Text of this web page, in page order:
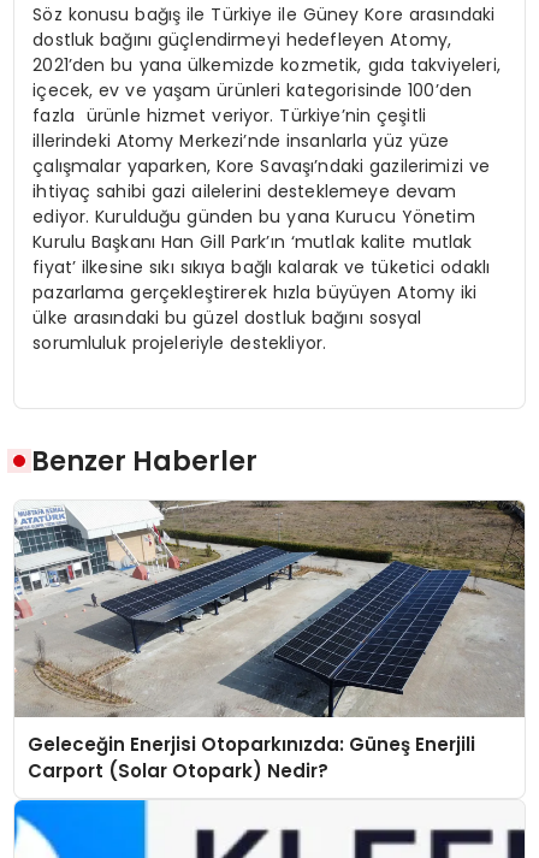
Söz konusu bağış ile Türkiye ile Güney Kore arasındaki
dostluk bağını güçlendirmeyi hedefleyen Atomy,
2021’den bu yana ülkemizde kozmetik, gıda takviyeleri,
içecek, ev ve yaşam ürünleri kategorisinde 100’den
fazla ürünle hizmet veriyor. Türkiye’nin çeşitli
illerindeki Atomy Merkezi’nde insanlarla yüz yüze
çalışmalar yaparken, Kore Savaşı’ndaki gazilerimizi ve
ihtiyaç sahibi gazi ailelerini desteklemeye devam
ediyor. Kurulduğu günden bu yana Kurucu Yönetim
Kurulu Başkanı Han Gill Park’ın ‘mutlak kalite mutlak
fiyat’ ilkesine sıkı sıkıya bağlı kalarak ve tüketici odaklı
pazarlama gerçekleştirerek hızla büyüyen Atomy iki
ülke arasındaki bu güzel dostluk bağını sosyal
sorumluluk projeleriyle destekliyor.
Benzer Haberler
Geleceğin Enerjisi Otoparkınızda: Güneş Enerjili
Carport (Solar Otopark) Nedir?